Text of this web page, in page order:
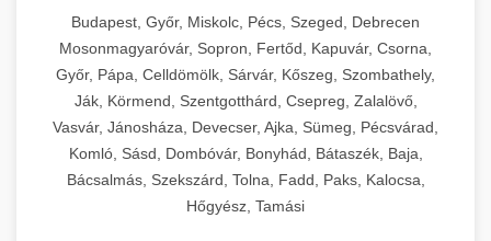
Budapest, Győr, Miskolc, Pécs, Szeged, Debrecen
Mosonmagyaróvár, Sopron, Fertőd, Kapuvár, Csorna,
Győr, Pápa, Celldömölk, Sárvár, Kőszeg, Szombathely,
Ják, Körmend, Szentgotthárd, Csepreg, Zalalövő,
Vasvár, Jánosháza, Devecser, Ajka, Sümeg, Pécsvárad,
Komló, Sásd, Dombóvár, Bonyhád, Bátaszék, Baja,
Bácsalmás, Szekszárd, Tolna, Fadd, Paks, Kalocsa,
Hőgyész, Tamási